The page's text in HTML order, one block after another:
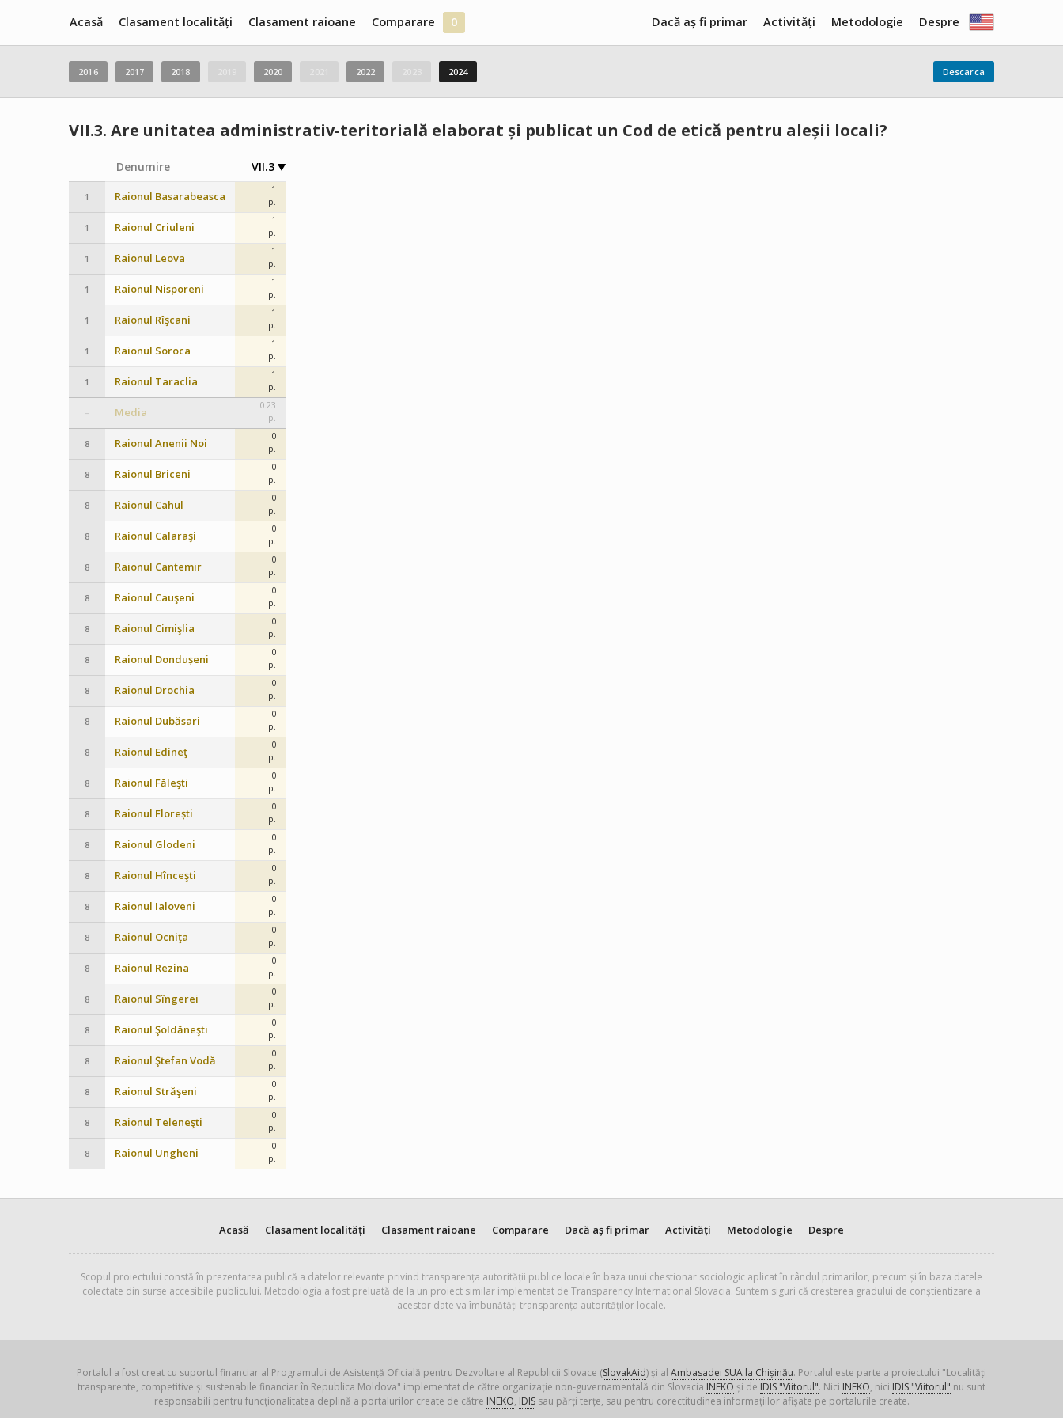
Acasă Despre
Clasament localități Metodologie
Clasament raioane Activități
Comparare 0 Dacă aș fi primar
2016 2017 2018 2020 2022 2024 Descarca
VII.3.Are unitatea administrativ-teritorială elaborat și publicat un Cod de etică pentru aleșii locali?
Denumire VII.3
1 Raionul Basarabeasca
1
p.
1 Raionul Criuleni
1
p.
1 Raionul Leova
1
p.
1 Raionul Nisporeni
1
p.
1 Raionul Rîşcani
1
p.
1 Raionul Soroca
1
p.
1 Raionul Taraclia
1
p.
– Media
0.23
p.
8 Raionul Anenii Noi
0
p.
8 Raionul Briceni
0
p.
8 Raionul Cahul
0
p.
8 Raionul Calaraşi
0
p.
8 Raionul Cantemir
0
p.
8 Raionul Cauşeni
0
p.
8 Raionul Cimişlia
0
p.
8 Raionul Dondușeni
0
p.
8 Raionul Drochia
0
p.
8 Raionul Dubăsari
0
p.
8 Raionul Edineţ
0
p.
8 Raionul Făleşti
0
p.
8 Raionul Florești
0
p.
8 Raionul Glodeni
0
p.
8 Raionul Hînceşti
0
p.
8 Raionul Ialoveni
0
p.
8 Raionul Ocniţa
0
p.
8 Raionul Rezina
0
p.
8 Raionul Sîngerei
0
p.
8 Raionul Şoldăneşti
0
p.
8 Raionul Ştefan Vodă
0
p.
8 Raionul Străşeni
0
p.
8 Raionul Teleneşti
0
p.
8 Raionul Ungheni
0
p.
Acasă Clasament localități Clasament raioane Comparare Dacă aș fi primar Activități Metodologie Despre
Scopul proiectului constă în prezentarea publică a datelor relevante privind transparența autorității publice locale în baza unui chestionar sociologic aplicat în rândul primarilor, precum și în baza datele
colectate din surse accesibile publicului. Metodologia a fost preluată de la un proiect similar implementat de Transparency International Slovacia. Suntem siguri că creșterea gradului de conștientizare a
acestor date va îmbunătăți transparența autorităților locale.
Portalul a fost creat cu suportul financiar al Programului de Asistență Oficială pentru Dezvoltare al Republicii Slovace (SlovakAid) și al Ambasadei SUA la Chișinău. Portalul este parte a proiectului "Localități
transparente, competitive și sustenabile financiar în Republica Moldova" implementat de către organizație non-guvernamentală din Slovacia INEKO și de IDIS "Viitorul". Nici INEKO, nici IDIS "Viitorul" nu sunt
responsabili pentru funcționalitatea deplină a portalurilor create de către INEKO, IDISsau părți terțe, sau pentru corectitudinea informațiilor afișate pe portalurile create.